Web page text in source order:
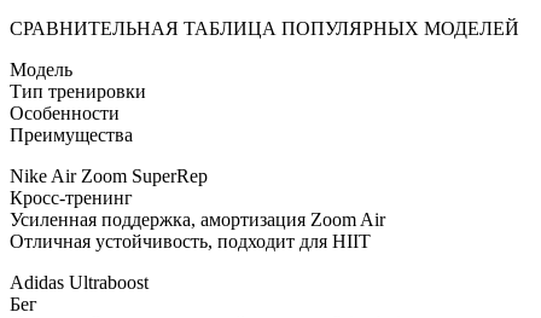
СРАВНИТЕЛЬНАЯ ТАБЛИЦА ПОПУЛЯРНЫХ МОДЕЛЕЙ
Модель
Тип тренировки
Особенности
Преимущества
Nike Air Zoom SuperRep
Кросс-тренинг
Усиленная поддержка, амортизация Zoom Air
Отличная устойчивость, подходит для HIIT
Adidas Ultraboost
Бег